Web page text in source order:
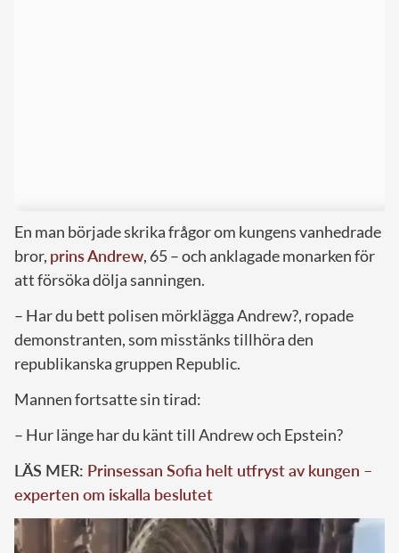
En man började skrika frågor om kungens vanhedrade
bror, prins Andrew, 65 – och anklagade monarken för
att försöka dölja sanningen.
– Har du bett polisen mörklägga Andrew?, ropade
demonstranten, som misstänks tillhöra den
republikanska gruppen Republic.
Mannen fortsatte sin tirad:
– Hur länge har du känt till Andrew och Epstein?
LÄS MER: Prinsessan Sofia helt utfryst av kungen –
experten om iskalla beslutet